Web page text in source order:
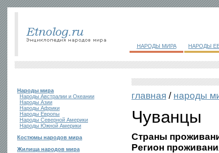
НАРОДЫ МИРА НАРОДЫ
Народы мира
Народы Австралии и Океании
Народы Азии
Народы Африки
Народы Европы
Народы Северной Америки
Народы Южной Америки
Костюмы народов мира
Жилища народов мира
главная / народы
Чуванцы
Страны
Регион